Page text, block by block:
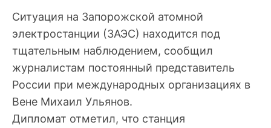
Ситуация на Запорожской атомной
электростанции (ЗАЭС) находится под
тщательным наблюдением, сообщил
журналистам постоянный представитель
России при международных организациях в
Вене Михаил Ульянов.
Дипломат отметил, что станция